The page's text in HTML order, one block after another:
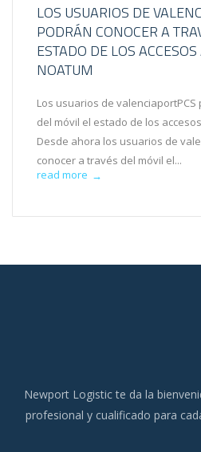
LOS USUARIOS DE
PODRÁN CONOCER A
ESTADO DE LOS
NOATUM
Los usuarios de
del móvil el estado de los
Desde ahora los usuarios de
conocer a través del móvil el...
read more →
Newport Logistic te da la
profesional y cualificado para